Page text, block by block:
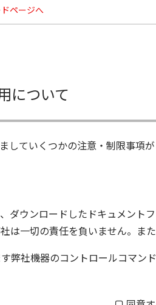
ページへ
について
していくつかの注意・制限事項
ダウンロードしたドキュメント
は一切の責任を負いません。ま
弊社機器のコントロールコマ